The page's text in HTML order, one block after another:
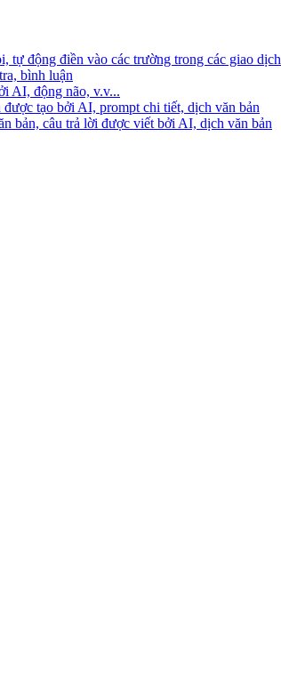
tự động điền vào các trường trong các giao dịch
bình luận
AI, động não, v.v...
tạo bởi AI, prompt chi tiết, dịch văn bản
bản, câu trả lời được viết bởi AI, dịch văn bản